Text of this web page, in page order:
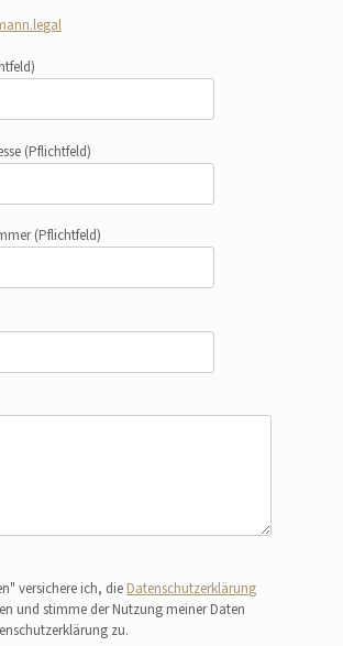
(Pflichtfeld)
(Pflichtfeld)
versichere ich, die Datenschutzerklärung
und stimme der Nutzung meiner Daten
zu.